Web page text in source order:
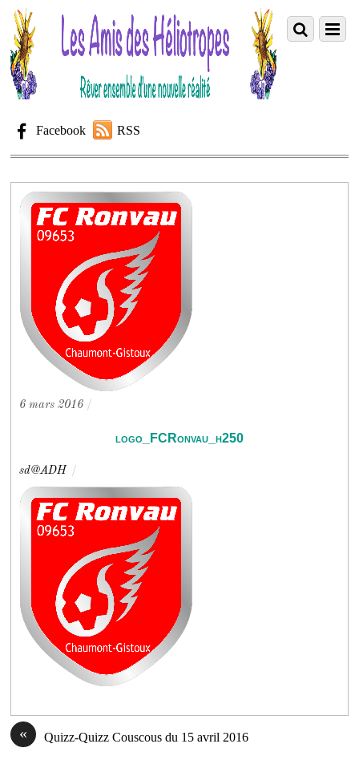
Facebook RSS
6 mars 2016 /
logo_FCRonvau_h250
sd@ADH /
« Quizz-Quizz Couscous du 15 avril 2016